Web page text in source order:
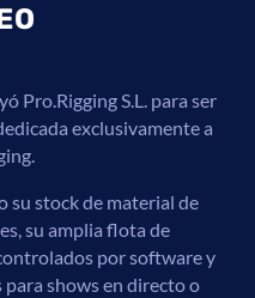
Pro.Rigging S.L. para ser
exclusivamente a
su stock de material de
su amplia flota de
por software y
shows en directo o